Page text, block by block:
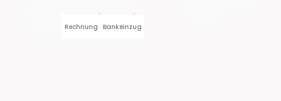
Rechnung Bankeinzug